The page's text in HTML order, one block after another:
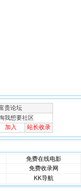
免费在线电影
免费收录网
KK导航